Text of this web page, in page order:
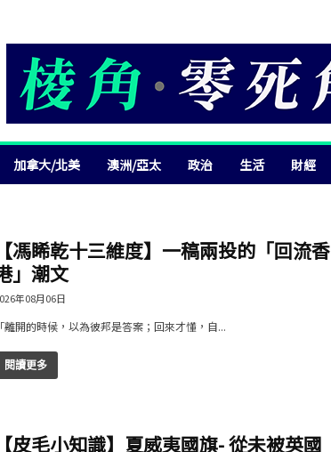
加拿大/北美 澳洲/亞太 政治 生活 財經
馮睎乾十三維度】一稿兩投的「回流香
」潮文
年08月06日
離開的時候，以為彼邦是答案；回來才懂，自...
閱讀更多
皮毛小知識】夏威夷國旗- 從未被英國